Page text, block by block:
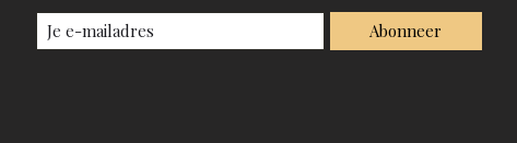
Abonneer